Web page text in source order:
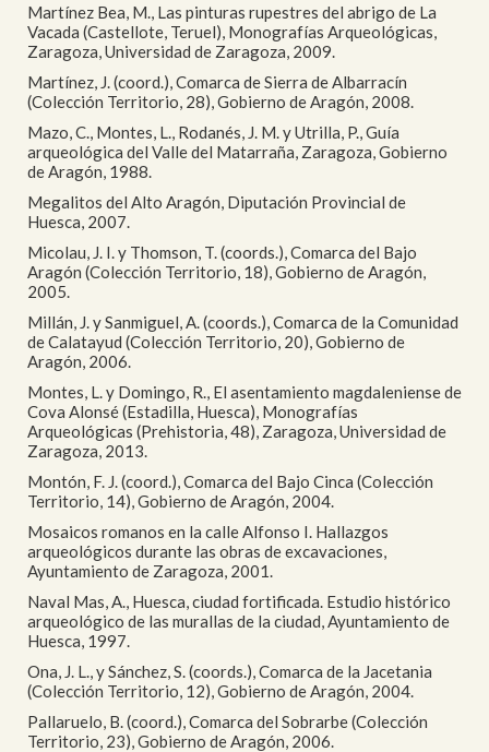
Martínez Bea, M., Las pinturas rupestres del abrigo de La
Vacada (Castellote, Teruel), Monografías Arqueológicas,
Zaragoza, Universidad de Zaragoza, 2009.
Martínez, J. (coord.), Comarca de Sierra de Albarracín
(Colección Territorio, 28), Gobierno de Aragón, 2008.
Mazo, C., Montes, L., Rodanés, J. M. y Utrilla, P., Guía
arqueológica del Valle del Matarraña, Zaragoza, Gobierno
de Aragón, 1988.
Megalitos del Alto Aragón, Diputación Provincial de
Huesca, 2007.
Micolau, J. I. y Thomson, T. (coords.), Comarca del Bajo
Aragón (Colección Territorio, 18), Gobierno de Aragón,
2005.
Millán, J. y Sanmiguel, A. (coords.), Comarca de la Comunidad
de Calatayud (Colección Territorio, 20), Gobierno de
Aragón, 2006.
Montes, L. y Domingo, R., El asentamiento magdaleniense de
Cova Alonsé (Estadilla, Huesca), Monografías
Arqueológicas (Prehistoria, 48), Zaragoza, Universidad de
Zaragoza, 2013.
Montón, F. J. (coord.), Comarca del Bajo Cinca (Colección
Territorio, 14), Gobierno de Aragón, 2004.
Mosaicos romanos en la calle Alfonso I. Hallazgos
arqueológicos durante las obras de excavaciones,
Ayuntamiento de Zaragoza, 2001.
Naval Mas, A., Huesca, ciudad fortificada. Estudio histórico
arqueológico de las murallas de la ciudad, Ayuntamiento de
Huesca, 1997.
Ona, J. L., y Sánchez, S. (coords.), Comarca de la Jacetania
(Colección Territorio, 12), Gobierno de Aragón, 2004.
Pallaruelo, B. (coord.), Comarca del Sobrarbe (Colección
Territorio, 23), Gobierno de Aragón, 2006.